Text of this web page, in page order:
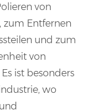
von
zum Entfernen
und zum
von
ist besonders
wo